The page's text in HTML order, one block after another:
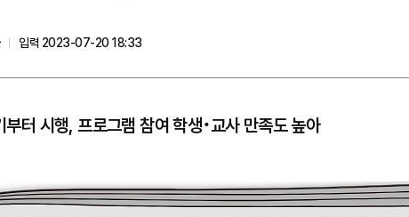
입력 2023-07-20 18:33
부터 시행, 프로그램 참여 학생･교사 만족도 높아